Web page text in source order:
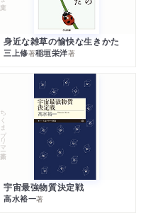
身近な雑草の愉快な生きかた
三上修著稲垣栄洋著
ちくまプリマー新書
宇宙最強物質決定戦
高水裕一著